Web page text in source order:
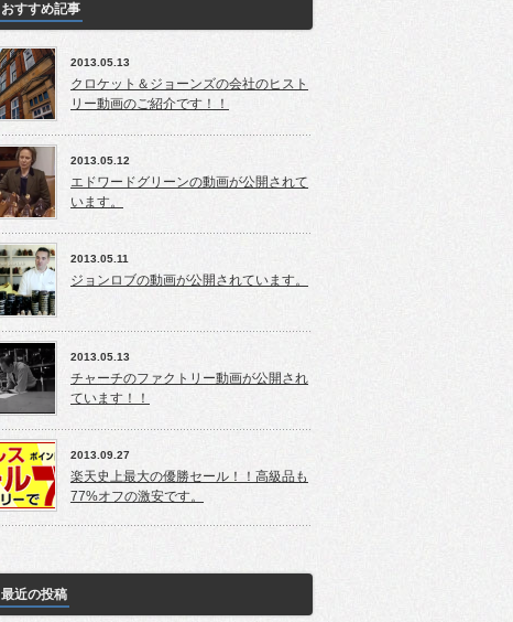
おすすめ記事
2013.05.13
クロケット＆ジョーンズの会社のヒスト
リー動画のご紹介です！！
2013.05.12
エドワードグリーンの動画が公開されて
います。
2013.05.11
ジョンロブの動画が公開されています。
2013.05.13
チャーチのファクトリー動画が公開され
ています！！
2013.09.27
楽天史上最大の優勝セール！！高級品も
77%オフの激安です。
最近の投稿